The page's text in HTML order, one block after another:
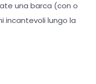
una barca (con o
incantevoli lungo la